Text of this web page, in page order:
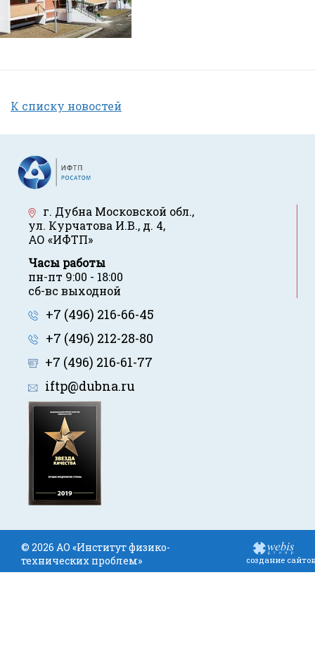
К списку новостей
г. Дубна Московской обл.,
ул. Курчатова И.В., д. 4,
АО «ИФТП»
Часы работы
пн-пт 9:00 - 18:00
сб-вс выходной
+7 (496) 216-66-45
+7 (496) 212-28-80
+7 (496) 216-61-77
iftp@dubna.ru
© 2026 АО «Институт физико-
технических проблем»
создание сайтов